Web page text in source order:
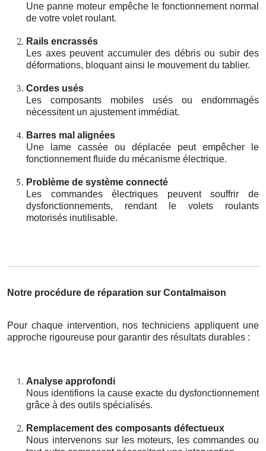
Une panne moteur empêche le fonctionnement normal
de votre volet roulant.
Rails encrassés
Les axes peuvent accumuler des débris ou subir des
déformations, bloquant ainsi le mouvement du tablier.
Cordes usés
Les composants mobiles usés ou endommagés
nécessitent un ajustement immédiat.
Barres mal alignées
Une lame cassée ou déplacée peut empêcher le
fonctionnement fluide du mécanisme électrique.
Problème de système connecté
Les commandes électriques peuvent souffrir de
dysfonctionnements, rendant le volets roulants
motorisés inutilisable.
Notre procédure de réparation sur Contalmaison
Pour chaque intervention, nos techniciens appliquent une
approche rigoureuse pour garantir des résultats durables :
Analyse approfondi
Nous identifions la cause exacte du dysfonctionnement
grâce à des outils spécialisés.
Remplacement des composants défectueux
Nous intervenons sur les moteurs, les commandes ou